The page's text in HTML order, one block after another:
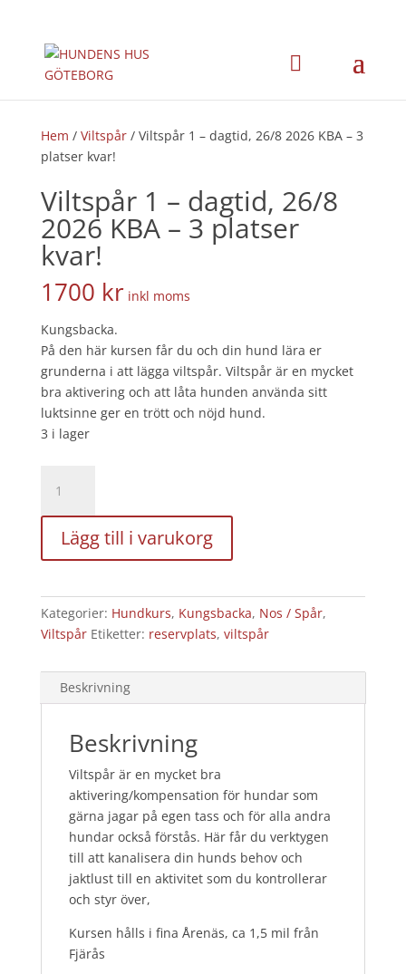
Hem / Viltspår/ Viltspår 1 – dagtid, 26/8 2026 KBA – 3
platser kvar!
Viltspår 1 – dagtid, 26/8
2026 KBA – 3 platser
kvar!
1700 kr inkl moms
Kungsbacka.
På den här kursen får du och din hund lära er
grunderna i att lägga viltspår. Viltspår är en mycket
bra aktivering och att låta hunden använda sitt
luktsinne ger en trött och nöjd hund.
3 i lager
-
dagtid,
26/8
KBA
-
3
kvar!
mängd
Lägg till i varukorg
Kategorier: Hundkurs, Kungsbacka, Nos / Spår,
Viltspår Etiketter: reservplats, viltspår
Beskrivning
Beskrivning
Viltspår är en mycket bra
aktivering/kompensation för hundar som
gärna jagar på egen tass och för alla andra
hundar också förstås. Här får du verktygen
till att kanalisera din hunds behov och
jaktlust till en aktivitet som du kontrollerar
och styr över,
Kursen hålls i fina Årenäs, ca 1,5 mil från
Fjärås